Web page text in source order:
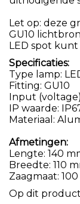
Let op: deze
GU10
LED spot
Specificaties:
Type lamp:
Fitting: GU10
Input
IP waarde:
Materiaal:
Afmetingen:
Lengte: 140
Breedte: 110
Zaagmaat:
Op dit